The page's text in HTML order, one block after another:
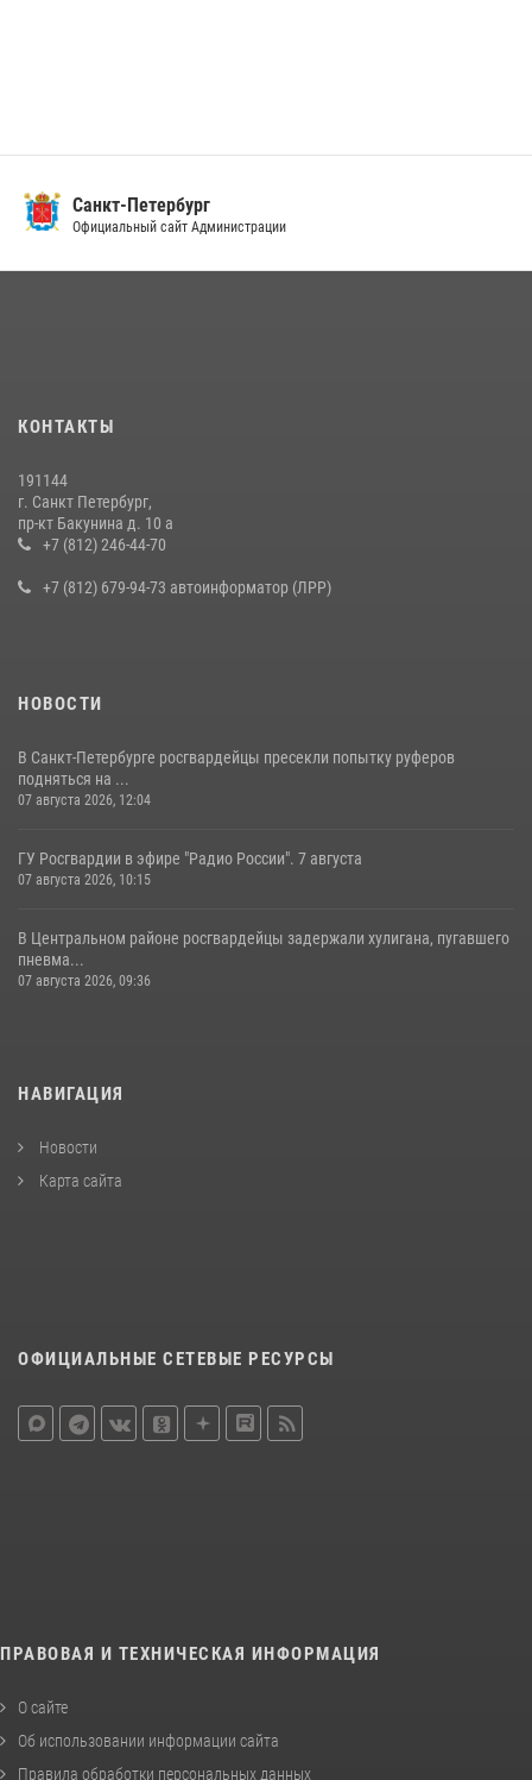
Санкт-Петербург
Официальный сайт Администрации
КОНТАКТЫ
191144
г. Санкт Петербург,
пр-кт Бакунина д. 10 а
+7 (812) 246-44-70
+7 (812) 679-94-73 автоинформатор (ЛРР)
НОВОСТИ
В Санкт-Петербурге росгвардейцы пресекли попытку руферов
подняться на ...
07 августа 2026, 12:04
ГУ Росгвардии в эфире "Радио России". 7 августа
07 августа 2026, 10:15
В Центральном районе росгвардейцы задержали хулигана, пугавшего
пневма...
07 августа 2026, 09:36
НАВИГАЦИЯ
Новости
Карта сайта
ОФИЦИАЛЬНЫЕ СЕТЕВЫЕ РЕСУРСЫ
ПРАВОВАЯ И ТЕХНИЧЕСКАЯ ИНФОРМАЦИЯ
О сайте
Об использовании информации сайта
Правила обработки персональных данных